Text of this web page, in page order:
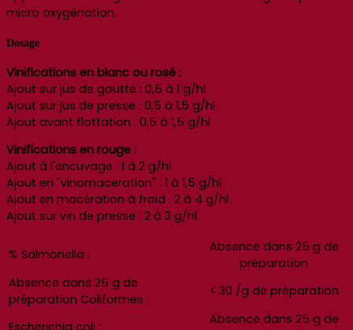
micro oxygénation.
Dosage
Vinifications en blanc ou rosé :
Ajout sur jus de goutte : 0,5 à 1 g/hl
Ajout sur jus de presse : 0,5 à 1,5 g/hl
Ajout avant flottation : 0,5 à 1,5 g/hl
Vinifications en rouge :
Ajout à l'encuvage : 1 à 2 g/hl
Ajout en "vinomaceration" : 1 à 1,5 g/hl
Ajout en macération à froid : 2 à 4 g/hl
Ajout sur vin de presse : 2 à 3 g/hl
% Salmonella :
Absence dans 25 g de
préparation
Absence dans 25 g de
préparation Coliformes :
< 30 /g de préparation
Escherichia coli :
Absence dans 25 g de